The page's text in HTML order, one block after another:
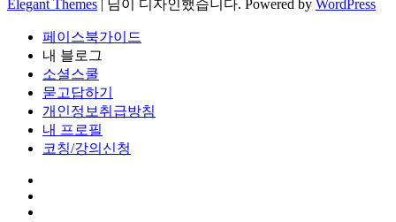
Elegant Themes | 님이 디자인했습니다. Powered by WordPress
페이스북가이드
내 블로그
소셜스쿨
묻고답하기
개인정보취급방침
내 프로필
코칭/강의신청